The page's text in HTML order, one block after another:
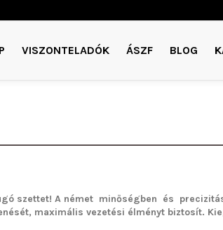
VISZONTELADÓK ÁSZF BLOG
szettet! A német minőségben és
maximális vezetési élményt biztosít.